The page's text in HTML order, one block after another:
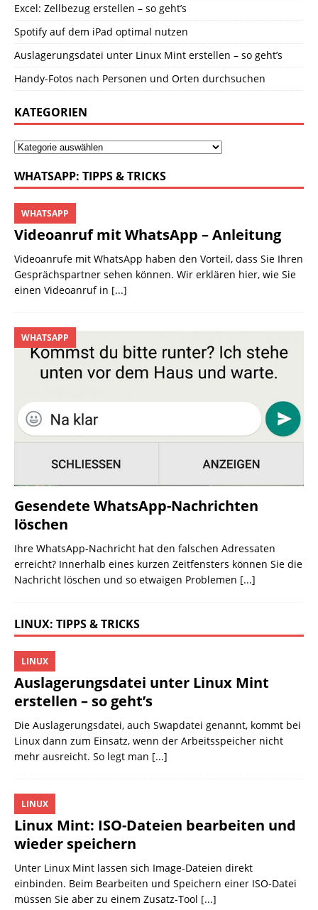
Excel: Zellbezug erstellen – so geht’s
Spotify auf dem iPad optimal nutzen
Auslagerungsdatei unter Linux Mint erstellen – so geht’s
Handy-Fotos nach Personen und Orten durchsuchen
KATEGORIEN
WHATSAPP: TIPPS & TRICKS
Videoanruf mit WhatsApp – Anleitung
WHATSAPP
Videoanrufe mit WhatsApp haben den Vorteil, dass Sie Ihren
Gesprächspartner sehen können. Wir erklären hier, wie Sie
einen Videoanruf in [...]
Gesendete WhatsApp-Nachrichten
löschen
WHATSAPP
Ihre WhatsApp-Nachricht hat den falschen Adressaten
erreicht? Innerhalb eines kurzen Zeitfensters können Sie die
Nachricht löschen und so etwaigen Problemen [...]
LINUX: TIPPS & TRICKS
Auslagerungsdatei unter Linux Mint
erstellen – so geht’s
LINUX
Die Auslagerungsdatei, auch Swapdatei genannt, kommt bei
Linux dann zum Einsatz, wenn der Arbeitsspeicher nicht
mehr ausreicht. So legt man [...]
Linux Mint: ISO-Dateien bearbeiten und
wieder speichern
LINUX
Unter Linux Mint lassen sich Image-Dateien direkt
einbinden. Beim Bearbeiten und Speichern einer ISO-Datei
müssen Sie aber zu einem Zusatz-Tool [...]